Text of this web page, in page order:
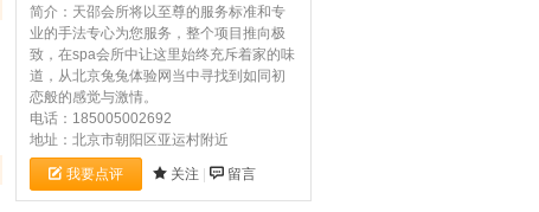
简介：天邵会所将以至尊的服务标准和专
业的手法专心为您服务，整个项目推向极
致，在spa会所中让这里始终充斥着家的味
道，从北京兔兔体验网当中寻找到如同初
恋般的感觉与激情。
电话：185005002692
地址：北京市朝阳区亚运村附近
我要点评 关注 留言